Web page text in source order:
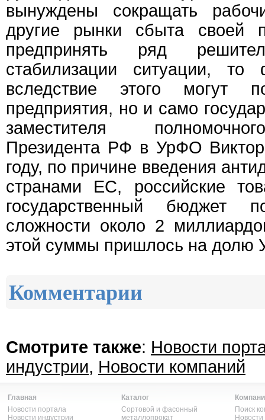
вынуждены сокращать
другие рынки сбыта своей
предпринять ряд
стабилизации ситуации, то
вследствие этого могут
предприятия, но и само
заместителя
Президента РФ в УрФО
году, по причине введения
странами ЕС, российские
государственный бюджет
сложности около 2
этой суммы пришлось на долю
Комментарии
Смотрите также: Новости
индустрии, Новости компаний
Главная
Новости портала
Новости индустрии
Каталог
Сортовой и фасонный
металлопрокат
Поиск